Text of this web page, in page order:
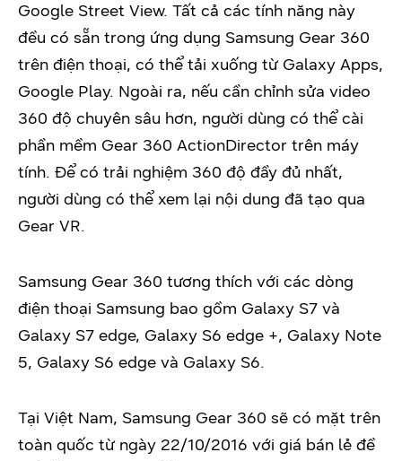
Google Street View. Tất cả các tính năng này
đều có sẵn trong ứng dụng Samsung Gear 360
trên điện thoại, có thể tải xuống từ Galaxy Apps,
Google Play. Ngoài ra, nếu cần chỉnh sửa video
360 độ chuyên sâu hơn, người dùng có thể cài
phần mềm Gear 360 ActionDirector trên máy
tính. Để có trải nghiệm 360 độ đầy đủ nhất,
người dùng có thể xem lại nội dung đã tạo qua
Gear VR.
Samsung Gear 360 tương thích với các dòng
điện thoại Samsung bao gồm Galaxy S7 và
Galaxy S7 edge, Galaxy S6 edge +, Galaxy Note
5, Galaxy S6 edge và Galaxy S6.
Tại Việt Nam, Samsung Gear 360 sẽ có mặt trên
toàn quốc từ ngày 22/10/2016 với giá bán lẻ đề